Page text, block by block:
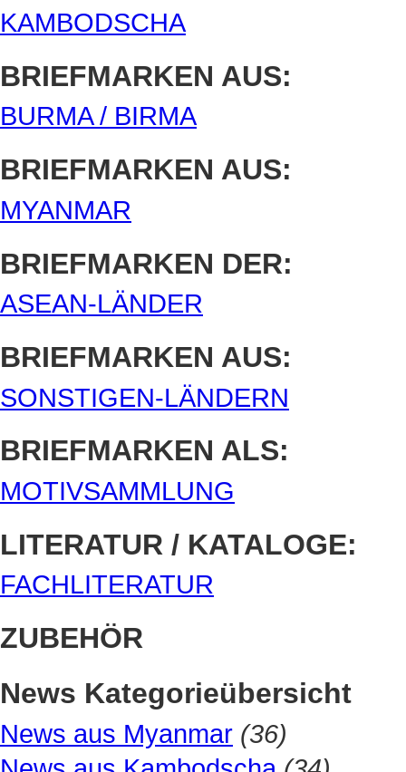
KAMBODSCHA
BRIEFMARKEN AUS:
BURMA / BIRMA
BRIEFMARKEN AUS:
MYANMAR
BRIEFMARKEN DER:
ASEAN-LÄNDER
BRIEFMARKEN AUS:
SONSTIGEN-LÄNDERN
BRIEFMARKEN ALS:
MOTIVSAMMLUNG
LITERATUR / KATALOGE:
FACHLITERATUR
ZUBEHÖR
News Kategorieübersicht
News aus Myanmar (36)